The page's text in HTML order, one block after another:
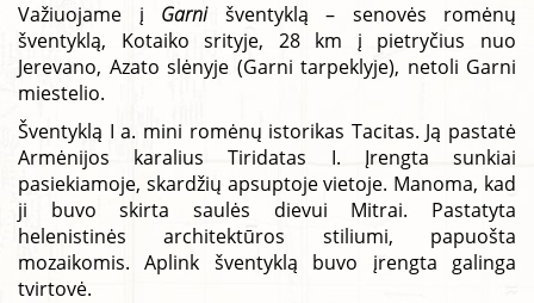
Važiuojame į Garni šventyklą – senovės romėnų
šventyklą, Kotaiko srityje, 28 km į pietryčius nuo
Jerevano, Azato slėnyje (Garni tarpeklyje), netoli Garni
miestelio.
Šventyklą I a. mini romėnų istorikas Tacitas. Ją pastatė
Armėnijos karalius Tiridatas I. Įrengta sunkiai
pasiekiamoje, skardžių apsuptoje vietoje. Manoma, kad
ji buvo skirta saulės dievui Mitrai. Pastatyta
helenistinės architektūros stiliumi, papuošta
mozaikomis. Aplink šventyklą buvo įrengta galinga
tvirtovė.